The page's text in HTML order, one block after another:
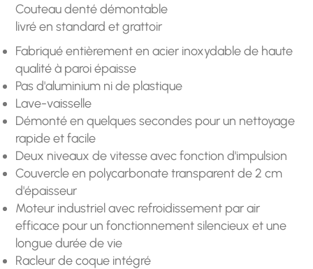
Couteau denté démontable
livré en standard et grattoir
Fabriqué entièrement en acier inoxydable de haute
qualité à paroi épaisse
Pas d'aluminium ni de plastique
Lave-vaisselle
Démonté en quelques secondes pour un nettoyage
rapide et facile
Deux niveaux de vitesse avec fonction d'impulsion
Couvercle en polycarbonate transparent de 2 cm
d'épaisseur
Moteur industriel avec refroidissement par air
efficace pour un fonctionnement silencieux et une
longue durée de vie
Racleur de coque intégré